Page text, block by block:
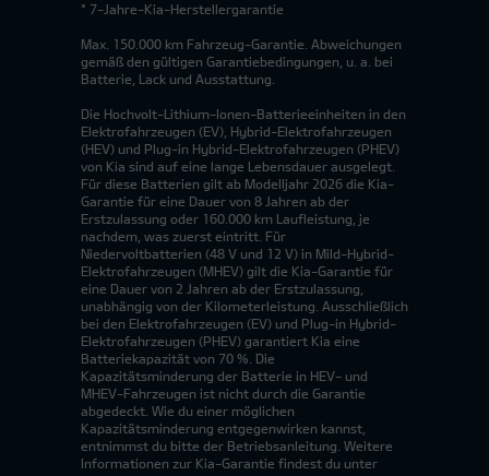
* 7-Jahre-Kia-Herstellergarantie
Max. 150.000 km Fahrzeug-Garantie. Abweichungen
gemäß den gültigen Garantiebedingungen, u. a. bei
Batterie, Lack und Ausstattung.
Die Hochvolt-Lithium-Ionen-Batterieeinheiten in den
Elektrofahrzeugen (EV), Hybrid-Elektrofahrzeugen
(HEV) und Plug-in Hybrid-Elektrofahrzeugen (PHEV)
von Kia sind auf eine lange Lebensdauer ausgelegt.
Für diese Batterien gilt ab Modelljahr 2026 die Kia-
Garantie für eine Dauer von 8 Jahren ab der
Erstzulassung oder 160.000 km Laufleistung, je
nachdem, was zuerst eintritt. Für
Niedervoltbatterien (48 V und 12 V) in Mild-Hybrid-
Elektrofahrzeugen (MHEV) gilt die Kia-Garantie für
eine Dauer von 2 Jahren ab der Erstzulassung,
unabhängig von der Kilometerleistung. Ausschließlich
bei den Elektrofahrzeugen (EV) und Plug-in Hybrid-
Elektrofahrzeugen (PHEV) garantiert Kia eine
Batteriekapazität von 70 %. Die
Kapazitätsminderung der Batterie in HEV- und
MHEV-Fahrzeugen ist nicht durch die Garantie
abgedeckt. Wie du einer möglichen
Kapazitätsminderung entgegenwirken kannst,
entnimmst du bitte der Betriebsanleitung. Weitere
Informationen zur Kia-Garantie findest du unter